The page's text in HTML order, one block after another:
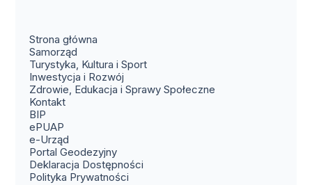
Strona główna
Samorząd
Turystyka, Kultura i Sport
Inwestycja i Rozwój
Zdrowie, Edukacja i Sprawy Społeczne
Kontakt(otwiera się w nowym oknie)
BIP
ePUAP
e-Urząd
Portal Geodezyjny(otwiera się w nowym oknie)
Deklaracja Dostępności
Polityka Prywatności